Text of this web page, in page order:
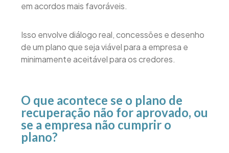
em acordos mais favoráveis.
Isso envolve diálogo real, concessões e desenho
de um plano que seja viável para a empresa e
minimamente aceitável para os credores.
O que acontece se o plano de
recuperação não for aprovado, ou
se a empresa não cumprir o
plano?